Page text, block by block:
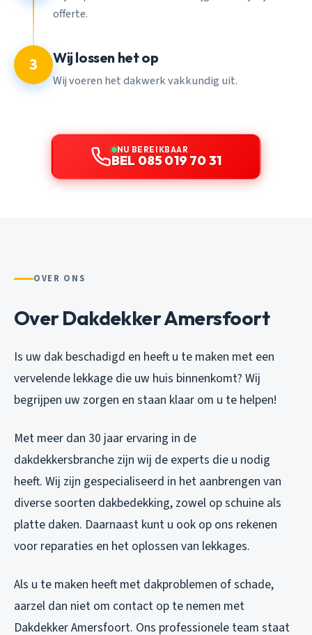
offerte.
3 Wij lossen het op
Wij voeren het dakwerk vakkundig uit.
NU BEREIKBAAR
BEL 085 019 70 31
OVER ONS
Over Dakdekker Amersfoort
Is uw dak beschadigd en heeft u te maken met een
vervelende lekkage die uw huis binnenkomt? Wij
begrijpen uw zorgen en staan klaar om u te helpen!
Met meer dan 30 jaar ervaring in de
dakdekkersbranche zijn wij de experts die u nodig
heeft. Wij zijn gespecialiseerd in het aanbrengen van
diverse soorten dakbedekking, zowel op schuine als
platte daken. Daarnaast kunt u ook op ons rekenen
voor reparaties en het oplossen van lekkages.
Als u te maken heeft met dakproblemen of schade,
aarzel dan niet om contact op te nemen met
Dakdekker Amersfoort. Ons professionele team staat